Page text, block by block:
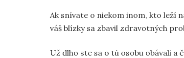
Ak snívate o niekom inom, kto leží
váš blízky sa zbavil zdravotných
Už dlho ste sa o tú osobu obávali